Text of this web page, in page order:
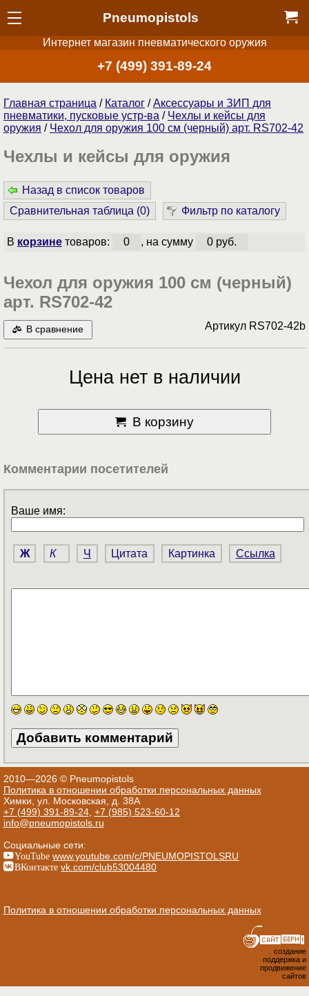
Pneumopistols
Интернет магазин пневматического оружия
+7 (499) 391-89-24
Главная страница / Каталог /Аксессуары и ЗИП для
пневматики, пусковые устр-ва / Чехлы и кейсы для
оружия / Чехол для оружия 100 см (черный) арт. RS702-42
Чехлы и кейсы для оружия
Назад в список товаров
Сравнительная таблица (0) Фильтр по каталогу
В корзинетоваров: 0 , на сумму 0 руб.
Чехол для оружия 100 см (черный)
арт. RS702-42
В сравнение Артикул RS702-42b
Цена нет в наличии
В корзину
Комментарии посетителей
Ваше имя:
Ж К Ч Цитата Картинка Ссылка
2010—2026 © Pneumopistols
Политика в отношении обработки персональных данных
Химки, ул. Московская, д. 38А
+7 (499) 391-89-24, +7 (985) 523-60-12
info@pneumopistols.ru
Социальные сети:
YouTube www.youtube.com/c/PNEUMOPISTOLSRU
ВКонтакте vk.com/club53004480
Политика в отношении обработки персональных данных
создание
поддержка и
продвижение
сайтов